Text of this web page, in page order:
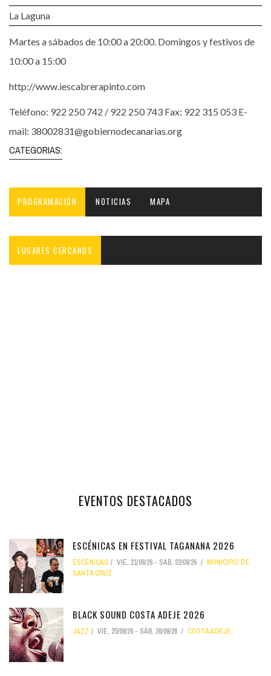
La Laguna
Martes a sábados de 10:00 a 20:00. Domingos y festivos de
10:00 a 15:00
http://www.iescabrerapinto.com
Teléfono: 922 250 742 / 922 250 743 Fax: 922 315 053 E-
mail: 38002831@gobiernodecanarias.org
CATEGORIAS:
PROGRAMACIÓN NOTICIAS MAPA
LUGARES CERCANOS
EVENTOS DESTACADOS
ESCÉNICAS EN FESTIVAL TAGANANA 2026
ESCÉNICAS VIE, 21/08/26 - SÁB, 22/08/26
MUNICIPIO DE
SANTA CRUZ
BLACK SOUND COSTA ADEJE 2026
JAZZ VIE, 25/09/26 - SÁB, 26/09/26 COSTA ADEJE